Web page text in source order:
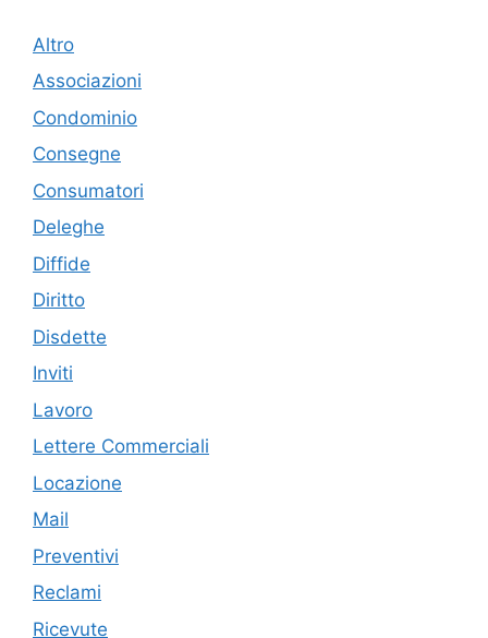
Altro
Associazioni
Condominio
Consegne
Consumatori
Deleghe
Diffide
Diritto
Disdette
Inviti
Lavoro
Lettere Commerciali
Locazione
Mail
Preventivi
Reclami
Ricevute